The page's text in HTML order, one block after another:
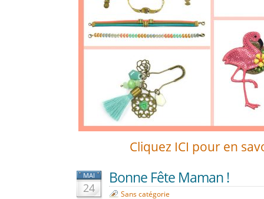
Cliquez ICI pour en
MAI
24
Bonne Fête Maman !
Sans catégorie